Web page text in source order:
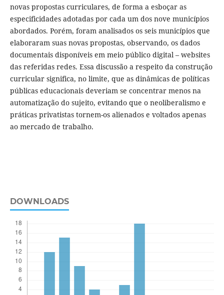
novas propostas curriculares, de forma a esboçar as
especificidades adotadas por cada um dos nove municípios
abordados. Porém, foram analisados os seis municípios que
elaboraram suas novas propostas, observando, os dados
documentais disponíveis em meio público digital – websites
das referidas redes. Essa discussão a respeito da construção
curricular significa, no limite, que as dinâmicas de políticas
públicas educacionais deveriam se concentrar menos na
automatização do sujeito, evitando que o neoliberalismo e
práticas privatistas tornem-os alienados e voltados apenas
ao mercado de trabalho.
DOWNLOADS